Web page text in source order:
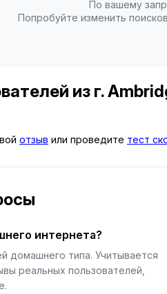
По вашему
Попробуйте изменить
из г.
отзыв или проведите тест
интернета?
домашнего типа. Учитывается
реальных пользователей,